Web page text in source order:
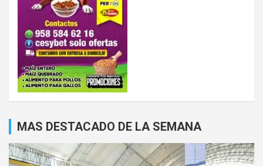
MAS DESTACADO DE LA SEMANA